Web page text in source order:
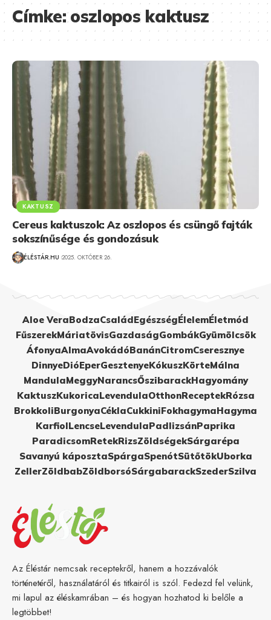
Címke:oszlopos kaktusz
KAKTUSZ
Cereus kaktuszok: Az oszlopos és csüngő fajták
sokszínűsége és gondozásuk
ÉLÉSTÁR.HU 2025. OKTÓBER 26.
Aloe VeraBodzaCsaládEgészségÉlelemÉletmód
FűszerekMáriatövisGazdaságGombákGyümölcsök
ÁfonyaAlmaAvokádóBanánCitromCseresznye
DinnyeDióEperGesztenyeKókuszKörteMálna
MandulaMeggyNarancsŐszibarackHagyomány
KaktuszKukoricaLevendulaOtthonReceptekRózsa
BrokkoliBurgonyaCéklaCukkiniFokhagymaHagyma
KarfiolLencseLevendulaPadlizsánPaprika
ParadicsomRetekRizsZöldségekSárgarépa
Savanyú káposztaSpárgaSpenótSütőtökUborka
ZellerZöldbabZöldborsóSárgabarackSzederSzilva
Az Éléstár nemcsak receptekről, hanem a hozzávalók
történetéről, használatáról és titkairól is szól. Fedezd fel velünk,
mi lapul az éléskamrában – és hogyan hozhatod ki belőle a
legtöbbet!